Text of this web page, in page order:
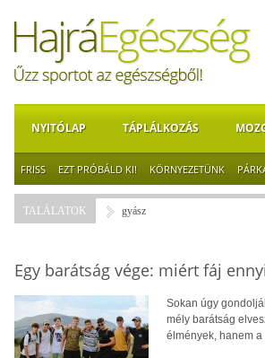
NYITÓLAP TÁPLÁLKOZÁS
FRISS EZT PRÓBÁLD KI! KÖRNYEZETÜNK
TALÁLATOK gyász
Egy barátság vége: miért fáj
Sokan úgy
mély barátság
élmények, hanem